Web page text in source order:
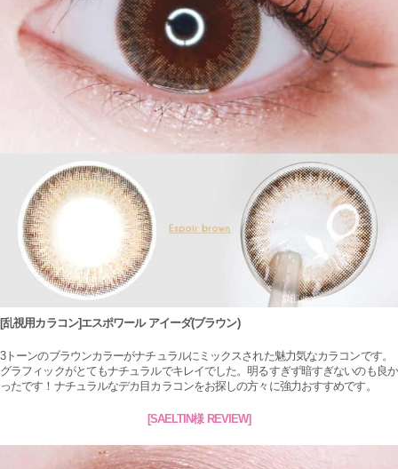
[乱視用カラコン]エスポワール アイーダ(ブラウン)
3トーンのブラウンカラーがナチュラルにミックスされた魅力気なカラコンです。
グラフィックがとてもナチュラルでキレイでした。明るすぎず暗すぎないのも良か
ったです！ナチュラルなデカ目カラコンをお探しの方々に強力おすすめです。
[SAELTIN様 REVIEW]